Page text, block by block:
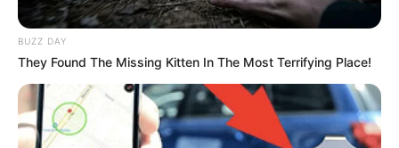
INTERASEO
Gerente de Interaseo
respondió a las denuncias
de los ciudadanos y la
llegada de 'otra empresa'
BUZZ DAY
They Found The Missing Kitten In The Most Terrifying Place!